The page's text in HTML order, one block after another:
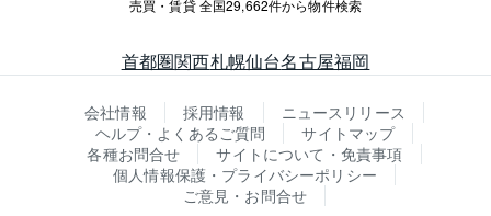
売買・賃貸 全国29,662件から物件検索
首都圏関西札幌仙台名古屋福岡
会社情報 採用情報
ニュースリリース
ヘルプ・よくあるご質問
サイトマップ
各種お問合せ
サイトについて・免責事項
個人情報保護・プライバシーポリシー
ご意見・お問合せ